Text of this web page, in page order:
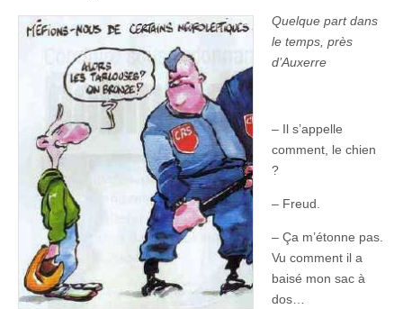
Quelque part dans
le temps, près
d’Auxerre
– Il s’appelle
comment, le chien
?
– Freud.
– Ça m’étonne pas.
Vu comment il a
baisé mon sac à
dos…